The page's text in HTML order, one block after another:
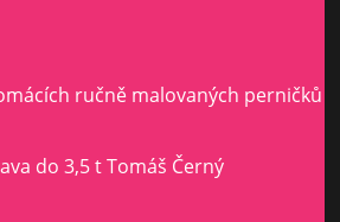
ručně malovaných perničků
do 3,5 t Tomáš Černý